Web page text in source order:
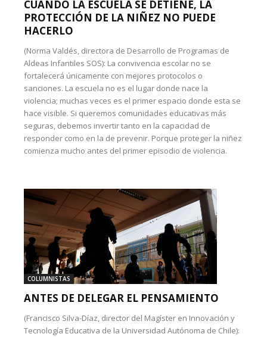
CUANDO LA ESCUELA SE DETIENE, LA
PROTECCIÓN DE LA NIÑEZ NO PUEDE
HACERLO
(Norma Valdés, directora de Desarrollo de Programas de
Aldeas Infantiles SOS): La convivencia escolar no se
fortalecerá únicamente con mejores protocolos o
sanciones. La escuela no es el lugar donde nace la
violencia; muchas veces es el primer espacio donde esta se
hace visible. Si queremos comunidades educativas más
seguras, debemos invertir tanto en la capacidad de
responder como en la de prevenir. Porque proteger la niñez
comienza mucho antes del primer episodio de violencia.
COLUMNISTAS
ANTES DE DELEGAR EL PENSAMIENTO
(Francisco Silva-Díaz, director del Magíster en Innovación y
Tecnología Educativa de la Universidad Autónoma de Chile):